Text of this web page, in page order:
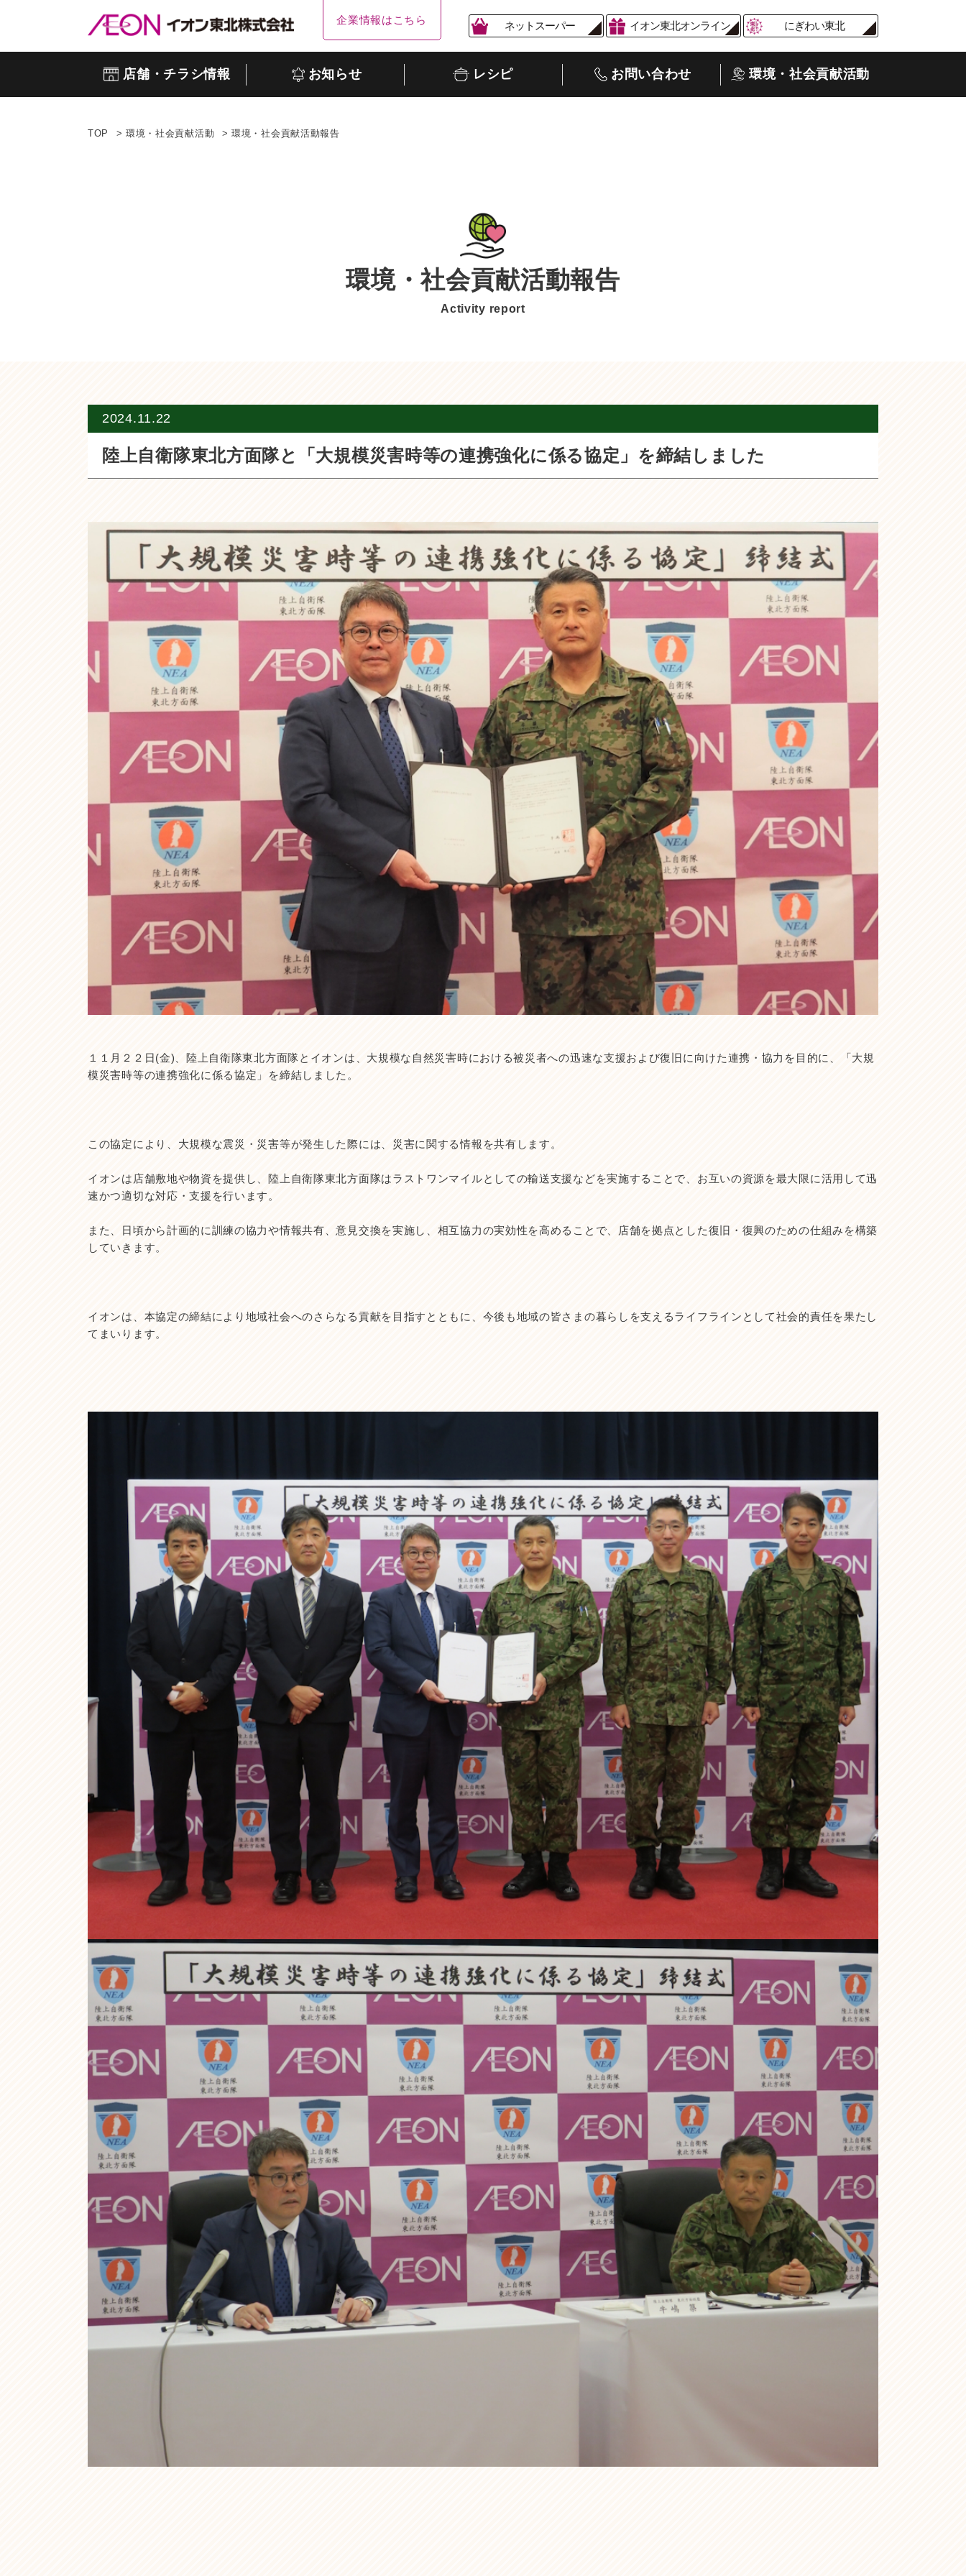
企業情報はこちら ネットスーパー イオン東北オンライン にぎわい東北
店舗・チラシ情報 お知らせ レシピ お問い合わせ 環境・社会貢献活動
TOP 環境・社会貢献活動 環境・社会貢献活動報告
環境・社会貢献活動報告
Activity report
2024.11.22
陸上自衛隊東北方面隊と「大規模災害時等の連携強化に係る協定」を締結しました
１１月２２日(金)、陸上自衛隊東北方面隊とイオンは、大規模な自然災害時における被災者への迅速な支援および復旧に向けた連携・協力を目的に、「大規
模災害時等の連携強化に係る協定」を締結しました。
この協定により、大規模な震災・災害等が発生した際には、災害に関する情報を共有します。
イオンは店舗敷地や物資を提供し、陸上自衛隊東北方面隊はラストワンマイルとしての輸送支援などを実施することで、お互いの資源を最大限に活用して迅
速かつ適切な対応・支援を行います。
また、日頃から計画的に訓練の協力や情報共有、意見交換を実施し、相互協力の実効性を高めることで、店舗を拠点とした復旧・復興のための仕組みを構築
していきます。
イオンは、本協定の締結により地域社会へのさらなる貢献を目指すとともに、今後も地域の皆さまの暮らしを支えるライフラインとして社会的責任を果たし
てまいります。